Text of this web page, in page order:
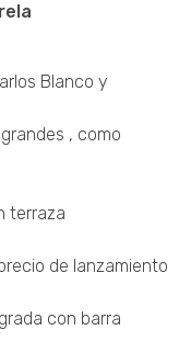
Blanco y
, como
terraza
de lanzamiento
con barra